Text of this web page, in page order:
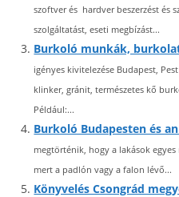
szoftver és hardver beszerzést és
szolgáltatást, eseti megbízást...
Burkoló munkák,
igényes kivitelezése Budapest,
klinker, gránit, természetes kő
Például:...
Burkoló Budapesten és
megtörténik, hogy a lakások
mert a padlón vagy a falon lévő...
Könyvelés Csongrád